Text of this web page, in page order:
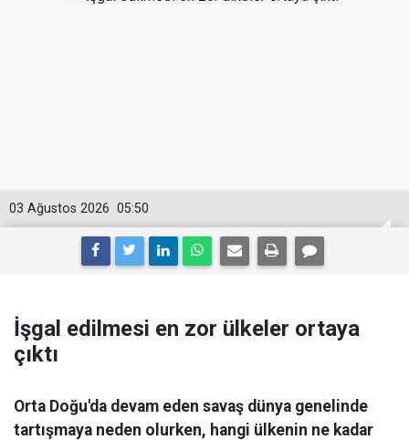
05:50
03 Ağustos 2026
İşgal edilmesi en zor ülkeler ortaya
çıktı
Orta Doğu'da devam eden savaş dünya genelinde
tartışmaya neden olurken, hangi ülkenin ne kadar